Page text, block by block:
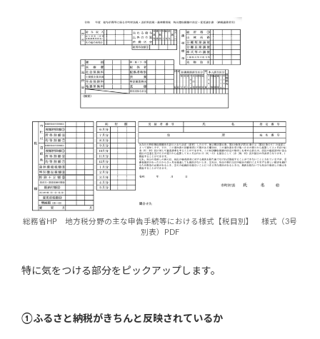
総務省HP 地方税分野の主な申告手続等における様式【税目別】 様式（3号
別表）PDF
特に気をつける部分をピックアップします。
①ふるさと納税がきちんと反映されているか